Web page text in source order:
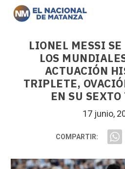
LIONEL MESSI
LOS
ACTUACIÓN
TRIPLETE,
EN SU SEXTO
17 junio,
COMPARTIR: